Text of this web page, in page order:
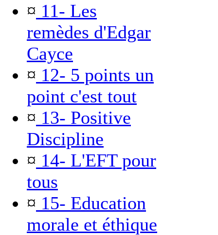
¤ 11- Les
remèdes d'Edgar
Cayce
¤ 12- 5 points un
point c'est tout
¤ 13- Positive
Discipline
¤ 14- L'EFT pour
tous
¤ 15- Education
morale et éthique